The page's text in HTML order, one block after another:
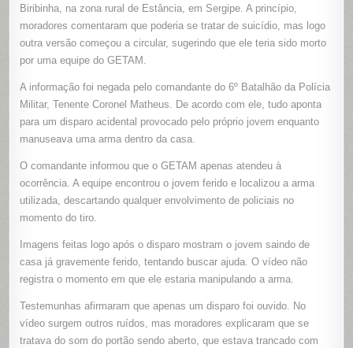
CASA
Biribinha, na zona rural de Estância, em Sergipe. A princípio,
moradores comentaram que poderia se tratar de suicídio, mas logo
outra versão começou a circular, sugerindo que ele teria sido morto
por uma equipe do GETAM.
A informação foi negada pelo comandante do 6º Batalhão da Polícia
Militar, Tenente Coronel Matheus. De acordo com ele, tudo aponta
para um disparo acidental provocado pelo próprio jovem enquanto
manuseava uma arma dentro da casa.
O comandante informou que o GETAM apenas atendeu à
ocorrência. A equipe encontrou o jovem ferido e localizou a arma
utilizada, descartando qualquer envolvimento de policiais no
momento do tiro.
Imagens feitas logo após o disparo mostram o jovem saindo de
casa já gravemente ferido, tentando buscar ajuda. O vídeo não
registra o momento em que ele estaria manipulando a arma.
Testemunhas afirmaram que apenas um disparo foi ouvido. No
vídeo surgem outros ruídos, mas moradores explicaram que se
tratava do som do portão sendo aberto, que estava trancado com